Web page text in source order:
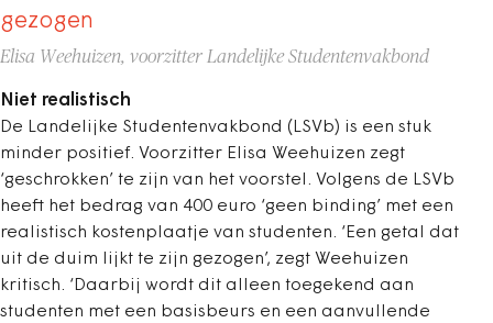
gezogen
Elisa Weehuizen, voorzitter Landelijke Studentenvakbond
Niet realistisch
De Landelijke Studentenvakbond (LSVb) is een stuk
minder positief. Voorzitter Elisa Weehuizen zegt
‘geschrokken’ te zijn van het voorstel. Volgens de LSVb
heeft het bedrag van 400 euro ‘geen binding’ met een
realistisch kostenplaatje van studenten. ‘Een getal dat
uit de duim lijkt te zijn gezogen’, zegt Weehuizen
kritisch. ‘Daarbij wordt dit alleen toegekend aan
studenten met een basisbeurs en een aanvullende